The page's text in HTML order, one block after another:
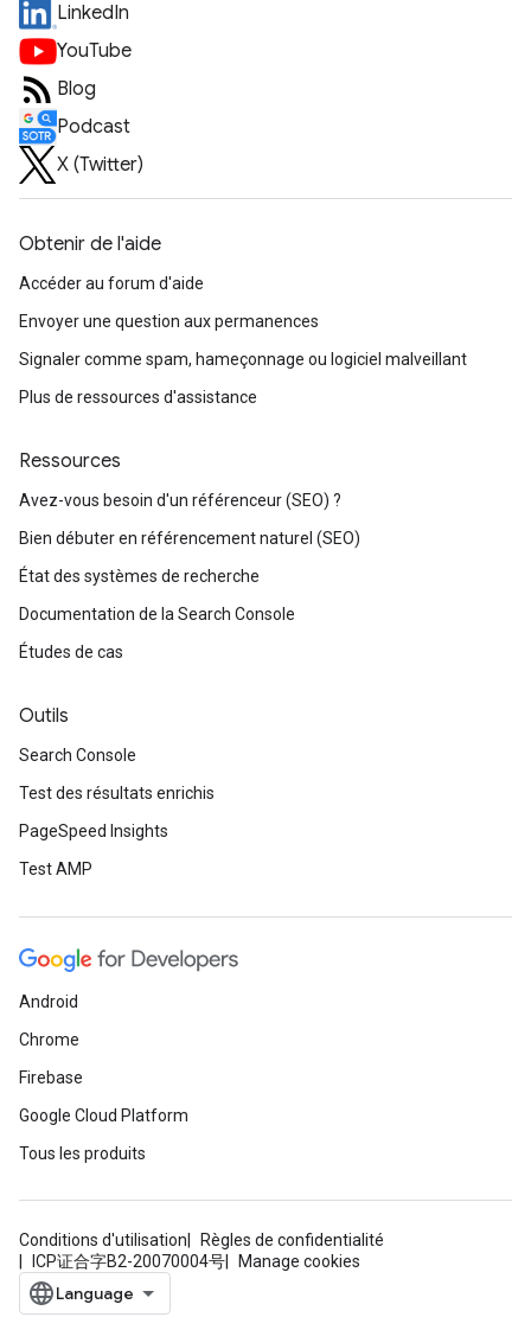
LinkedIn
YouTube
Blog
Podcast
X (Twitter)
Obtenir de l'aide
Accéder au forum d'aide
Envoyer une question aux permanences
Signaler comme spam, hameçonnage ou logiciel malveillant
Plus de ressources d'assistance
Ressources
Avez-vous besoin d'un référenceur (SEO) ?
Bien débuter en référencement naturel (SEO)
État des systèmes de recherche
Documentation de la Search Console
Études de cas
Outils
Search Console
Test des résultats enrichis
PageSpeed Insights
Test AMP
Android
Chrome
Firebase
Google Cloud Platform
Tous les produits
Conditions d'utilisation
Règles de confidentialité
ICP证合字B2-20070004号
Manage cookies